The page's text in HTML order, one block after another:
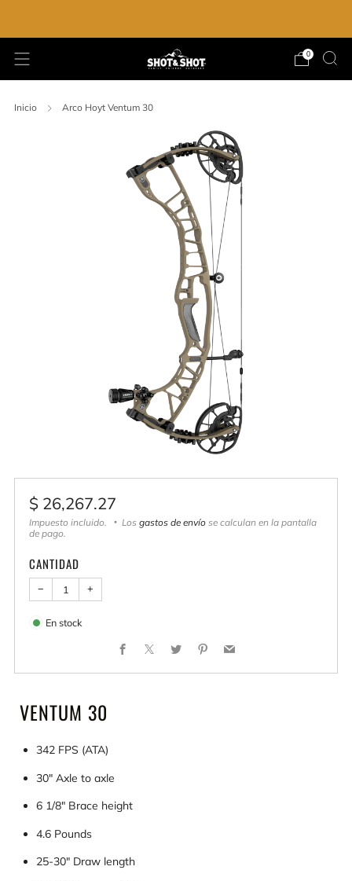
0
Inicio Arco Hoyt Ventum 30
Precio
habitual
$ 26,267.27
Impuesto incluido. Los gastos de envío se calculan en la pantalla
de pago.
CANTIDAD
− +
En stock
Facebook Twitter Pinterest
Email
VENTUM 30
342 FPS (ATA)
30" Axle to axle
6 1/8" Brace height
4.6 Pounds
25-30" Draw length